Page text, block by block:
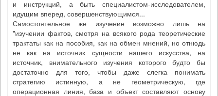
и инструкций, а быть специалистом-исследователем,
идущим вперед, совершенствующимся...
Самостоятельное же изучение возможно лишь на
"изучении фактов, смотря на всякого рода теоретические
трактаты как на пособия, как на обмен мнений, но отнюдь
не как на источник сущности нашего искусства, на
источник, внимательного изучения которого будто бы
достаточно для того, чтобы даже слегка понимать
стратегию истинную, а не геометрическую, где
операционная линия, база и объект составляют основу